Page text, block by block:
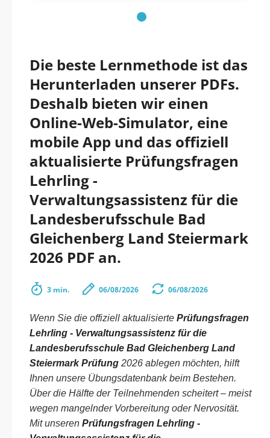
Die beste Lernmethode ist das
Herunterladen unserer PDFs.
Deshalb bieten wir einen
Online-Web-Simulator, eine
mobile App und das offiziell
aktualisierte Prüfungsfragen
Lehrling -
Verwaltungsassistenz für die
Landesberufsschule Bad
Gleichenberg Land Steiermark
2026 PDF an.
3 min. 06/08/2026 06/08/2026
Wenn Sie die offiziell aktualisierte Prüfungsfragen
Lehrling - Verwaltungsassistenz für die
Landesberufsschule Bad Gleichenberg Land
Steiermark Prüfung 2026 ablegen möchten, hilft
Ihnen unsere Übungsdatenbank beim Bestehen.
Über die Hälfte der Teilnehmenden scheitert – meist
wegen mangelnder Vorbereitung oder Nervosität.
Mit unseren Prüfungsfragen Lehrling -